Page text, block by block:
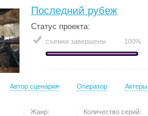
Последний рубеж
Статус проекта:
съемки завершены 100%
Автор сценария Оператор Актеры
Жанр:
Количество серий: